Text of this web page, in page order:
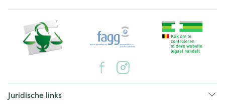
Juridische links